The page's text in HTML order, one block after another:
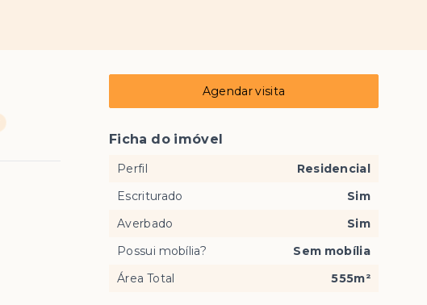
Agendar visita
Ficha do imóvel
Perfil
Residencial
Escriturado
Sim
Averbado
Sim
Possui mobília?
Sem mobília
Área Total
555m²